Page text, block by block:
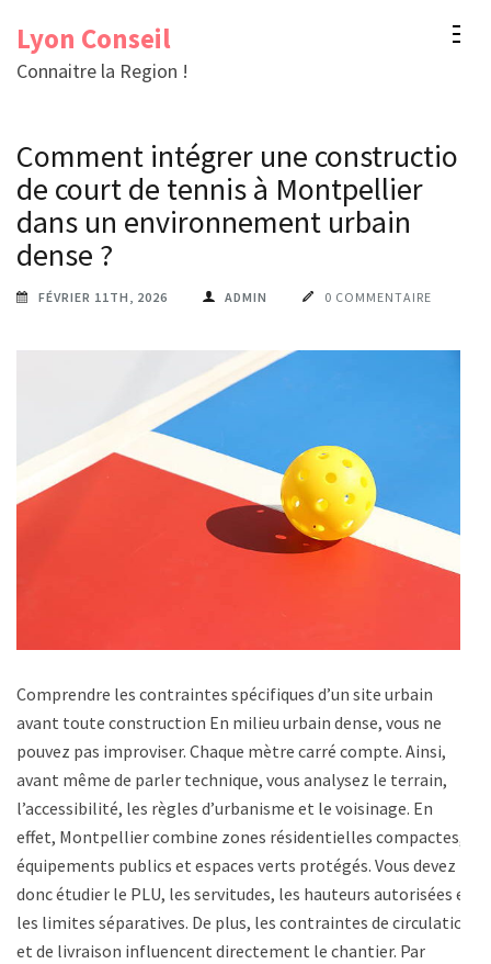
contenu
Entrée)
Lyon Conseil
Connaitre la Region !
Comment intégrer une construction
de court de tennis à Montpellier
dans un environnement urbain
dense ?
FÉVRIER 11TH, 2026 ADMIN 0 COMMENTAIRE
Comprendre les contraintes spécifiques d’un site urbain
avant toute construction En milieu urbain dense, vous ne
pouvez pas improviser. Chaque mètre carré compte. Ainsi,
avant même de parler technique, vous analysez le terrain,
l’accessibilité, les règles d’urbanisme et le voisinage. En
effet, Montpellier combine zones résidentielles compactes,
équipements publics et espaces verts protégés. Vous devez
donc étudier le PLU, les servitudes, les hauteurs autorisées et
les limites séparatives. De plus, les contraintes de circulation
et de livraison influencent directement le chantier. Par